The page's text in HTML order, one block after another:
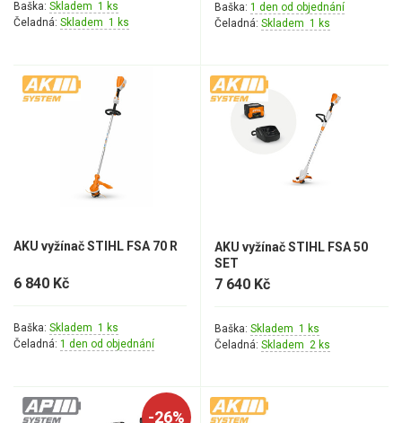
Baška: Skladem 1 ks
Čeladná: Skladem 1 ks
Baška: 1 den od objednání
Čeladná: Skladem 1 ks
AKU vyžínač STIHL FSA 70 R
6 840 Kč
Baška: Skladem 1 ks
Čeladná: 1 den od objednání
AKU vyžínač STIHL FSA 50
SET
7 640 Kč
Baška: Skladem 1 ks
Čeladná: Skladem 2 ks
-26%